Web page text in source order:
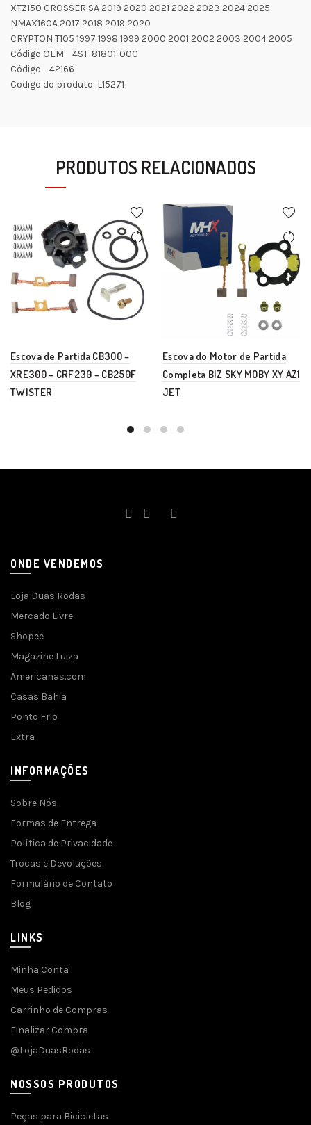
XTZ150 CROSSER SA 2019 2020 2021 2022 2023 2024 2025
NMAX160A 2017 2018 2019 2020
CRYPTON T105 1997 1998 1999 2000 2001 2002 2003 2004 2005
Código OEM 4ST-81801-00C
Código 42166
Codigo do produto: L15271
PRODUTOS RELACIONADOS
Escova de Partida CB300 –
XRE300 – CRF230 – CB250F
TWISTER
Escova do Motor de Partida
Completa BIZ SKY MOBY XY AZ1
JET
ONDE VENDEMOS
Loja Duas Rodas
Mercado Livre
Shopee
Magazine Luiza
Americanas.com
Casas Bahia
Ponto Frio
Extra
INFORMAÇÕES
Sobre Nós
Formas de Entrega
Política de Privacidade
Trocas e Devoluções
Formulário de Contato
Blog
LINKS
Minha Conta
Meus Pedidos
Carrinho de Compras
Finalizar Compra
@LojaDuasRodas
NOSSOS PRODUTOS
Peças para Bicicletas